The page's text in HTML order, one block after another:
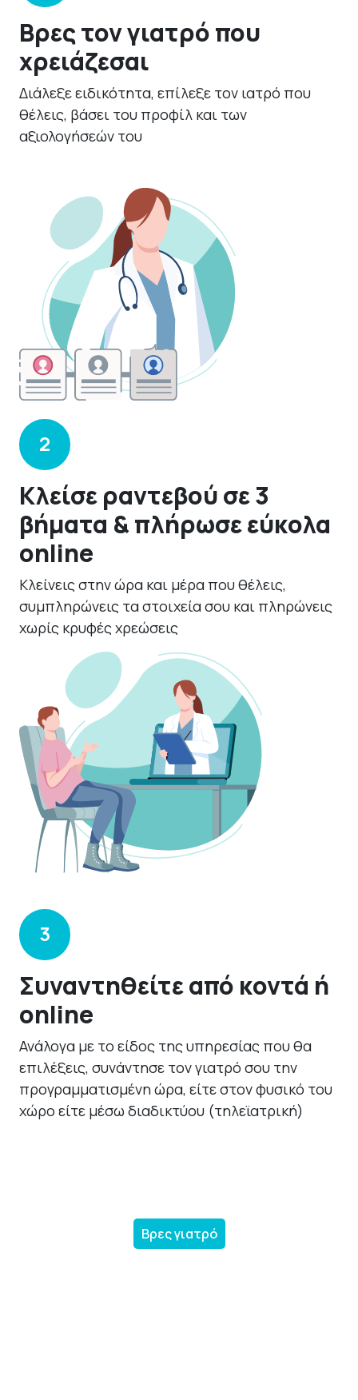
Βρες τον γιατρό που
χρειάζεσαι
Διάλεξε ειδικότητα, επίλεξε τον ιατρό που
θέλεις, βάσει του προφίλ και των
αξιολογήσεών του
2
Κλείσε ραντεβού σε 3
βήματα & πλήρωσε εύκολα
online
Κλείνεις στην ώρα και μέρα που θέλεις,
συμπληρώνεις τα στοιχεία σου και πληρώνεις
χωρίς κρυφές χρεώσεις
3
Συναντηθείτε από κοντά ή
online
Ανάλογα με το είδος της υπηρεσίας που θα
επιλέξεις, συνάντησε τον γιατρό σου την
προγραμματισμένη ώρα, είτε στον φυσικό του
χώρο είτε μέσω διαδικτύου (τηλεϊατρική)
Βρες γιατρό